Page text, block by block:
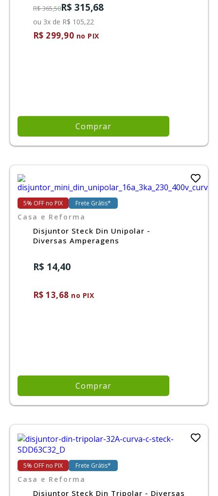
R$ 365,50R$ 315,68
ou 3x de R$ 105,22
R$ 299,90 no PIX
Comprar
5% OFF no PIX Frete Grátis*
Casa e Reforma
Disjuntor Steck Din Unipolar -
Diversas Amperagens
R$ 14,40
R$ 13,68 no PIX
Comprar
5% OFF no PIX Frete Grátis*
Casa e Reforma
Disjuntor Steck Din Tripolar - Diversas